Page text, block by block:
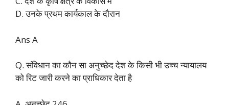
D. उनके प्रथम कार्यकाल के दौरान
Ans A
Q. संविधान का कौन सा अनुच्छेद देश के किसी भी उच्च न्यायालय
को रिट जारी करने का प्राधिकार देता है